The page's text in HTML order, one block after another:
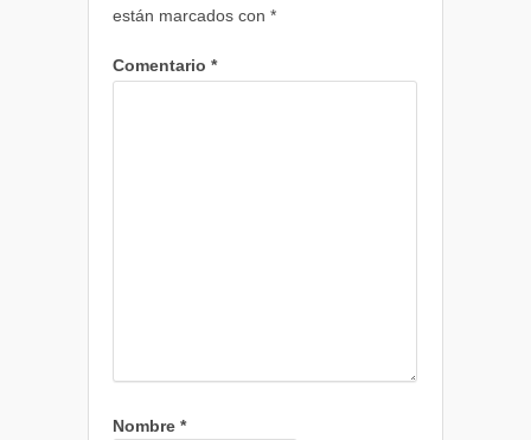
están marcados con *
Comentario *
Nombre *